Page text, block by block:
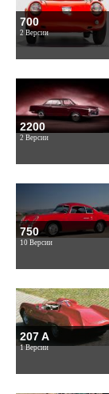
700
2 Версии
2200
2 Версии
750
10 Версии
207 A
1 Версии